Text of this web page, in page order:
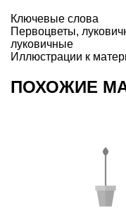
Ключевые слова
Первоцветы,
луковичные
Иллюстрации к
ПОХОЖИЕ